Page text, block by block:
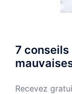
7
Recevez